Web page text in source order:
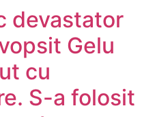
devastator
Gelu
cu
S-a folosit